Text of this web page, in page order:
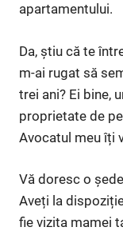
apartamentului.
Da, știu că te
m-ai rugat să
trei ani? Ei bine,
proprietate de
Avocatul meu îți
Vă doresc o
Aveți la
fie vizita mamei